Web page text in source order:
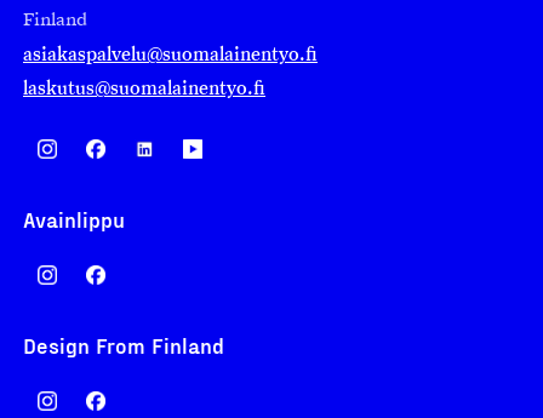
Finland
asiakaspalvelu@suomalainentyo.fi
laskutus@suomalainentyo.fi
Avainlippu
Design From Finland